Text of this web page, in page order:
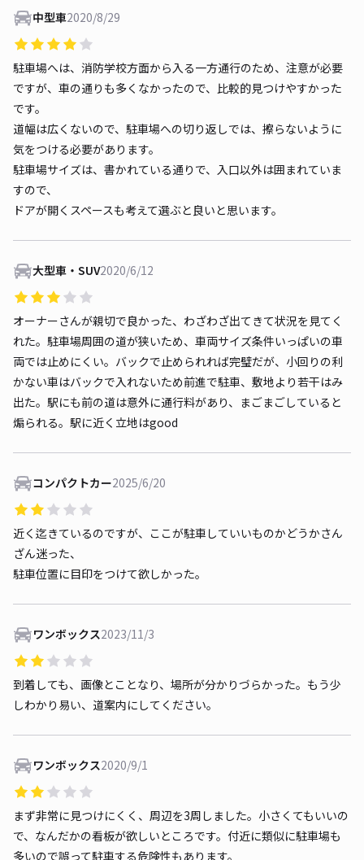
中型車2020/8/29
駐車場へは、消防学校方面から入る一方通行のため、注意が必要
ですが、車の通りも多くなかったので、比較的見つけやすかった
です。
道幅は広くないので、駐車場への切り返しでは、擦らないように
気をつける必要があります。
駐車場サイズは、書かれている通りで、入口以外は囲まれていま
すので、
ドアが開くスペースも考えて選ぶと良いと思います。
大型車・SUV2020/6/12
オーナーさんが親切で良かった、わざわざ出てきて状況を見てく
れた。駐車場周囲の道が狭いため、車両サイズ条件いっぱいの車
両では止めにくい。バックで止められれば完璧だが、小回りの利
かない車はバックで入れないため前進で駐車、敷地より若干はみ
出た。駅にも前の道は意外に通行料があり、まごまごしていると
煽られる。駅に近く立地はgood
コンパクトカー2025/6/20
近く迄きているのですが、ここが駐車していいものかどうかさん
ざん迷った、
駐車位置に目印をつけて欲しかった。
ワンボックス2023/11/3
到着しても、画像とことなり、場所が分かりづらかった。もう少
しわかり易い、道案内にしてください。
ワンボックス2020/9/1
まず非常に見つけにくく、周辺を3周しました。小さくてもいいの
で、なんだかの看板が欲しいところです。付近に類似に駐車場も
多いので誤って駐車する危険性もあります。